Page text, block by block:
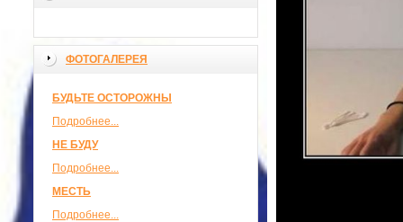
ФОТОГАЛЕРЕЯ
БУДЬТЕ ОСТОРОЖНЫ
Подробнее...
НЕ БУДУ
Подробнее...
МЕСТЬ
Подробнее...